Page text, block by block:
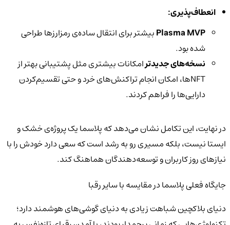
انعطاف‌پذیری:
Plasma MVPبیشتر برای انتقال ساده‌ی رمزارزها طراحی
شده بود.
نسخه‌های جدیدترامکانات بیشتری مثل پشتیبانی بهتر از
NFTها، امکان انجام تراکنش‌های خرد و حتی تقسیم‌کردن
دارایی‌ها را فراهم کردند.
در نهایت، این تکامل نشان می‌دهد که پلاسما یک پروژه‌ی خشک و
ایستا نیست، بلکه مسیری رو به رشد است که سعی دارد خودش را با
نیازهای روز کاربران و توسعه‌دهندگان هماهنگ کند.
جایگاه فعلی پلاسما در مقایسه با سایر رقبا
دنیای بلاکچین شباهت زیادی به دنیای گوشی‌های هوشمند دارد؛